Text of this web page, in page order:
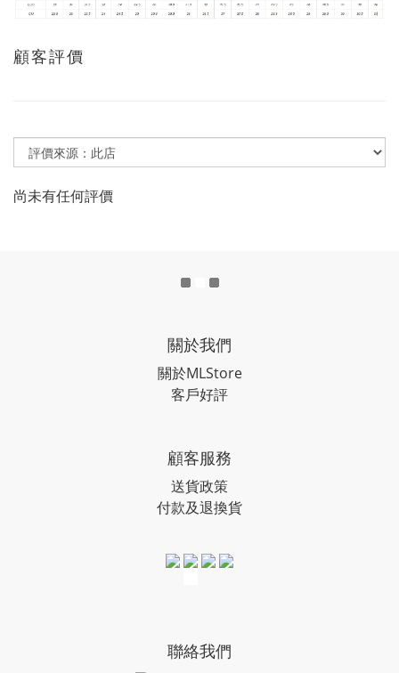
顧客評價
尚未有任何評價
關於我們
關於MLStore
客戶好評
顧客服務
送貨政策
付款及退換貨
聯絡我們